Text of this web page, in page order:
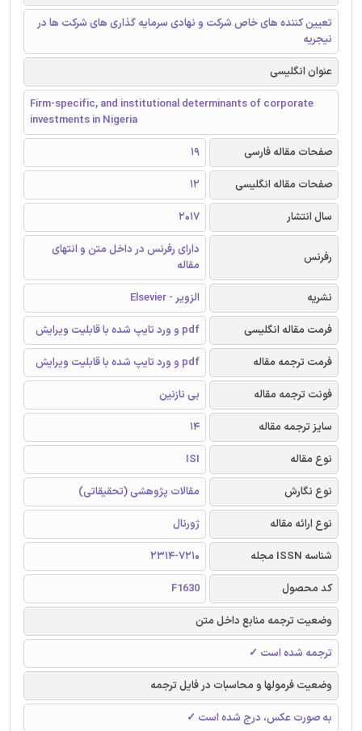
تعیین کننده های خاص شرکت و نهادی سرمایه گذاری های شرکت ها در
نیجریه
عنوان انگلیسی
Firm-specific, and institutional determinants of corporate
investments in Nigeria
صفحات مقاله فارسی
19
صفحات مقاله انگلیسی
12
سال انتشار
2017
رفرنس
دارای رفرنس در داخل متن و انتهای
مقاله
نشریه
الزویر - Elsevier
فرمت مقاله انگلیسی
pdf و ورد تایپ شده با قابلیت ویرایش
فرمت ترجمه مقاله
pdf و ورد تایپ شده با قابلیت ویرایش
فونت ترجمه مقاله
بی نازنین
سایز ترجمه مقاله
14
نوع مقاله
ISI
نوع نگارش
مقالات پژوهشی (تحقیقاتی)
نوع ارائه مقاله
ژورنال
شناسه ISSN مجله
2314-7210
کد محصول
F1630
وضعیت ترجمه منابع داخل متن
ترجمه شده است ✓
وضعیت فرمولها و محاسبات در فایل ترجمه
به صورت عکس، درج شده است ✓